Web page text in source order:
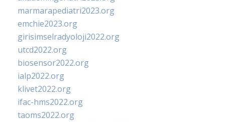
marmarapediatri2023.org
emchie2023.org
girisimselradyoloji2022.org
utcd2022.org
biosensor2022.org
ialp2022.org
klivet2022.org
ifac-hms2022.org
taoms2022.org